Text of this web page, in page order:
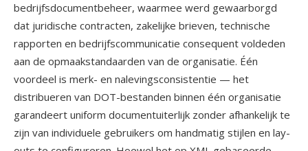
bedrijfsdocumentbeheer, waarmee werd gewaarborgd
dat juridische contracten, zakelijke brieven, technische
rapporten en bedrijfscommunicatie consequent voldeden
aan de opmaakstandaarden van de organisatie. Één
voordeel is merk- en nalevingsconsistentie — het
distribueren van DOT-bestanden binnen één organisatie
garandeert uniform documentuiterlijk zonder afhankelijk te
zijn van individuele gebruikers om handmatig stijlen en lay-